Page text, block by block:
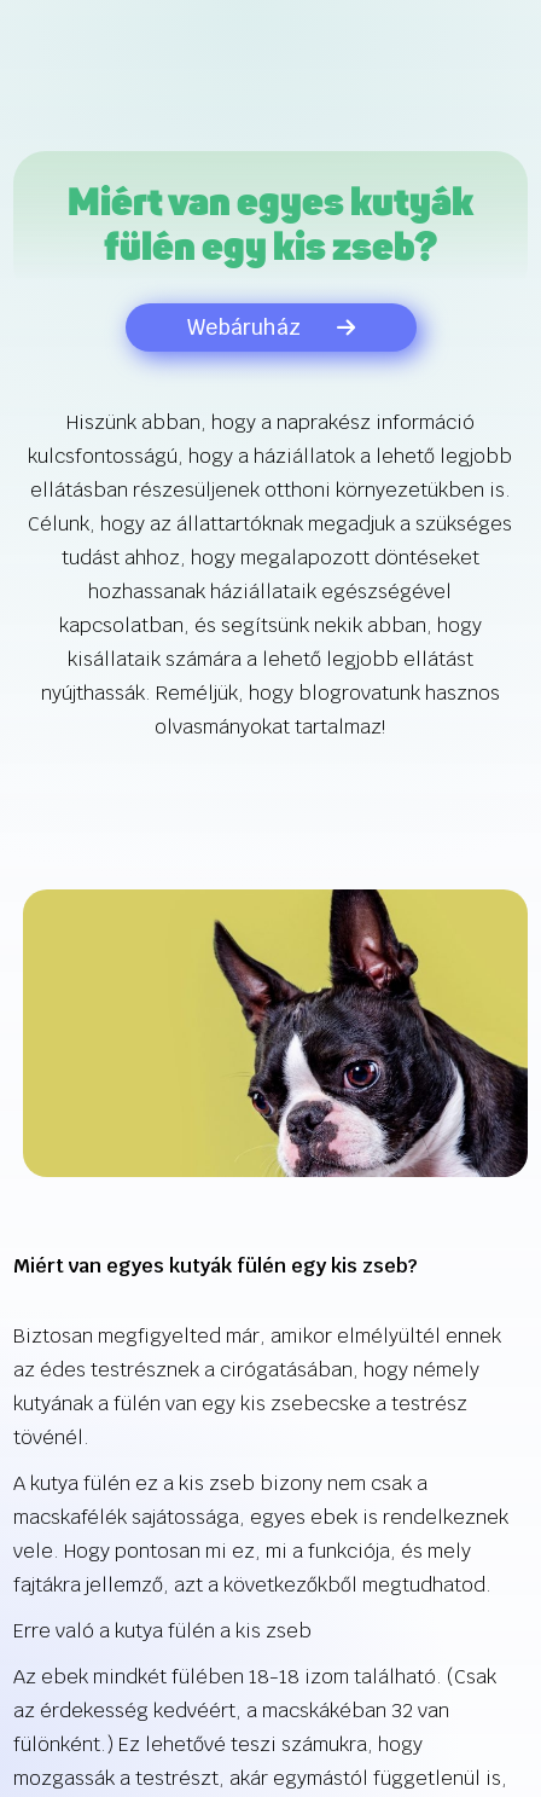
Miért van egyes kutyák
fülén egy kis zseb?
Webáruház
Hiszünk abban, hogy a naprakész információ
kulcsfontosságú, hogy a háziállatok a lehető legjobb
ellátásban részesüljenek otthoni környezetükben is.
Célunk, hogy az állattartóknak megadjuk a szükséges
tudást ahhoz, hogy megalapozott döntéseket
hozhassanak háziállataik egészségével
kapcsolatban, és segítsünk nekik abban, hogy
kisállataik számára a lehető legjobb ellátást
nyújthassák. Reméljük, hogy blogrovatunk hasznos
olvasmányokat tartalmaz!
Miért van egyes kutyák fülén egy kis zseb?
Biztosan megfigyelted már, amikor elmélyültél ennek
az édes testrésznek a cirógatásában, hogy némely
kutyának a fülén van egy kis zsebecske a testrész
tövénél.
A kutya fülén ez a kis zseb bizony nem csak a
macskafélék sajátossága, egyes ebek is rendelkeznek
vele. Hogy pontosan mi ez, mi a funkciója, és mely
fajtákra jellemző, azt a következőkből megtudhatod.
Erre való a kutya fülén a kis zseb
Az ebek mindkét fülében 18-18 izom található. (Csak
az érdekesség kedvéért, a macskákéban 32 van
fülönként.) Ez lehetővé teszi számukra, hogy
mozgassák a testrészt, akár egymástól függetlenül is,